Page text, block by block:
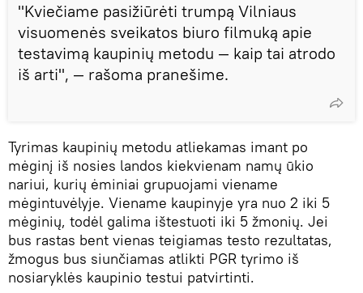
"Kviečiame pasižiūrėti trumpą Vilniaus
visuomenės sveikatos biuro filmuką apie
testavimą kaupinių metodu — kaip tai atrodo
iš arti", — rašoma pranešime.
Tyrimas kaupinių metodu atliekamas imant po
mėginį iš nosies landos kiekvienam namų ūkio
nariui, kurių ėminiai grupuojami viename
mėgintuvėlyje. Viename kaupinyje yra nuo 2 iki 5
mėginių, todėl galima ištestuoti iki 5 žmonių. Jei
bus rastas bent vienas teigiamas testo rezultatas,
žmogus bus siunčiamas atlikti PGR tyrimo iš
nosiaryklės kaupinio testui patvirtinti.